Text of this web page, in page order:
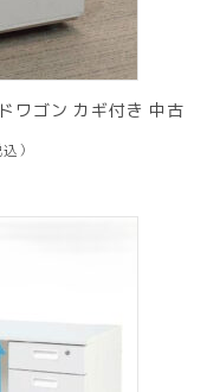
ワゴン カギ付き 中古
）